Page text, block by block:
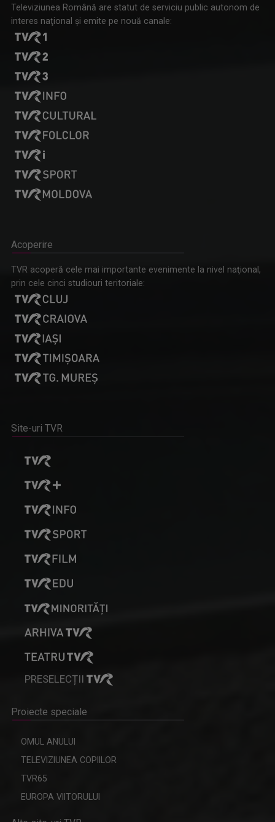
Televiziunea Română are statut de serviciu public autonom de
interes naţional şi emite pe nouă canale:
Acoperire
TVR acoperă cele mai importante evenimente la nivel naţional,
prin cele cinci studiouri teritoriale:
Site-uri TVR
PRESELECȚII
Proiecte speciale
OMUL ANULUI
TELEVIZIUNEA COPIILOR
TVR65
EUROPA VIITORULUI